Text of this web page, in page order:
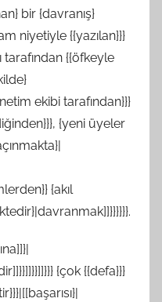
bir {davranış}
niyetiyle {{yazılan}}}
tarafından {{öfkeyle
ekibi tarafından}}}
{yeni üyeler
{akıl
{çok {{defa}}}